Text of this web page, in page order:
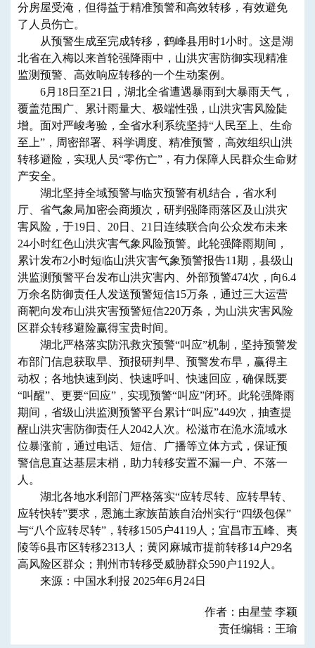
分房屋受淹，但得益于精准预警和高效转移，有效避免
了人员伤亡。
从预警生成至完成转移，鹤峰县用时1小时。这是湖
北省在入梅以来首轮强降雨中，山洪灾害防御实现精准
监测预警、高效响应转移的一个生动案例。
6月18日至21日，湖北全省遭遇暴雨到大暴雨天气，
覆盖范围广、累计雨量大、极端性强，山洪灾害风险陡
增。面对严峻考验，全省水利系统坚持“人民至上、生命
至上”，周密部署、科学调度、精准预警，高效组织山洪
转移避险，实现人员“零伤亡”，有力保障人民群众生命财
产安全。
湖北坚持全域预警与临灾预警有机结合，省水利
厅、省气象局加密会商频次，研判强降雨落区及山洪灾
害风险，于19日、20日、21日连续联合向公众发布未来
24小时红色山洪灾害气象风险预警。此轮强降雨期间，
累计发布2小时短临山洪灾害气象预警报告11期，县级山
洪监测预警平台发布山洪灾害内、外部预警474次，向6.4
万余名防御责任人发送预警短信15万条，通过三大运营
商靶向发布山洪灾害预警短信220万条，为山洪灾害风险
区群众转移避险赢得宝贵时间。
湖北严格落实防汛救灾预警“叫应”机制，坚持预警发
布部门信息获取早、预报研判早、预警发布早，赢得主
动权；各地快速到岗、快速呼叫、快速回应，确保既要
“叫醒”、更要“回应”，实现预警“叫应”闭环。此轮强降雨
期间，省级山洪监测预警平台累计“叫应”449次，抽查提
醒山洪灾害防御责任人2042人次。松滋市在洈水流域水
位暴涨前，通过电话、短信、广播等立体方式，保证预
警信息直达基层末梢，助力转移安置不漏一户、不落一
人。
湖北各地水利部门严格落实“应转尽转、应转早转、
应转快转”要求，恩施土家族苗族自治州实行“四级包保”
与“八个应转尽转”，转移1505户4119人；宜昌市五峰、夷
陵等6县市区转移2313人；黄冈麻城市提前转移14户29名
高风险区群众；荆州市转移受威胁群众590户1192人。
来源：中国水利报 2025年6月24日
作者：由星莹 李颖
责任编辑：王瑜